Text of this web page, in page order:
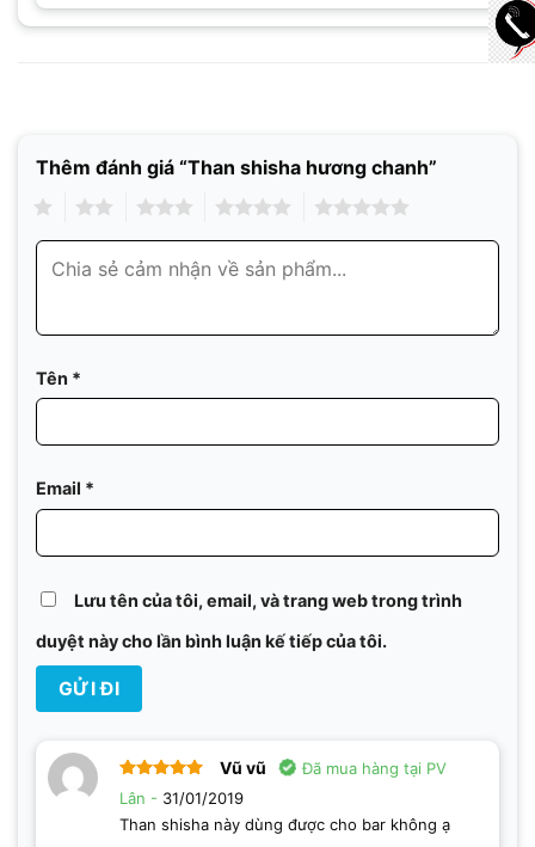
Thêm đánh giá “Than shisha hương chanh”
Tên *
Email *
Lưu tên của tôi, email, và trang web trong trình
duyệt này cho lần bình luận kế tiếp của tôi.
hạng5 5 sao
Vũ vũ
31/01/2019
Than shisha này dùng được cho bar không ạ